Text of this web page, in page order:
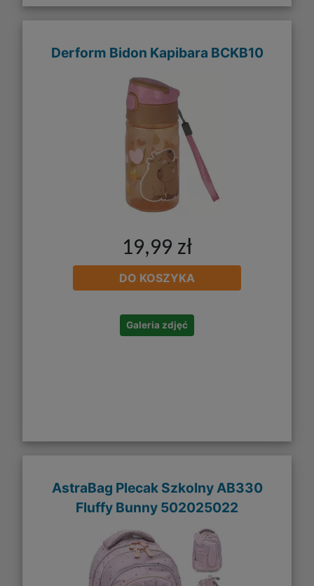
Derform Bidon Kapibara BCKB10
19,99 zł
DO KOSZYKA
Galeria zdjęć
AstraBag Plecak Szkolny AB330
Fluffy Bunny 502025022